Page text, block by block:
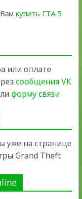
купить ГТА 5
или оплате
сообщения VK
форму связи
уже на странице
Grand Theft